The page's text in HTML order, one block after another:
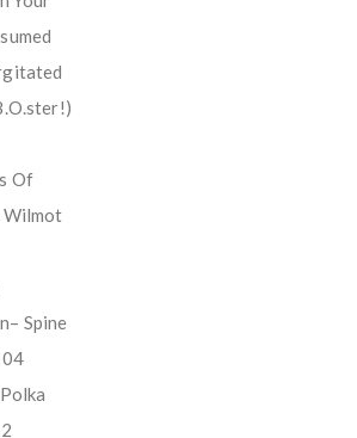
Of
Wilmot
Spine